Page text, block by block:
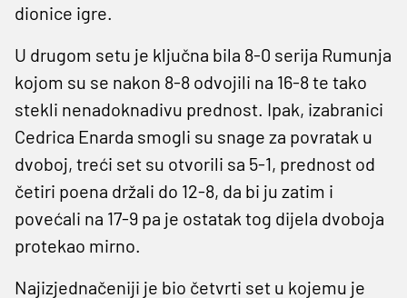
dionice igre.
U drugom setu je ključna bila 8-0 serija Rumunja
kojom su se nakon 8-8 odvojili na 16-8 te tako
stekli nenadoknadivu prednost. Ipak, izabranici
Cedrica Enarda smogli su snage za povratak u
dvoboj, treći set su otvorili sa 5-1, prednost od
četiri poena držali do 12-8, da bi ju zatim i
povećali na 17-9 pa je ostatak tog dijela dvoboja
protekao mirno.
Najizjednačeniji je bio četvrti set u kojemu je